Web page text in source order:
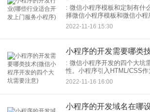
: 微信小程序模板和定制有什么区别 1.一般
择微信小程序模板和微信小程
不清微信小程序模板和定制。有什
小程序模板，微信模板大部分
2022-11-16 15:30
: 微信小程序开发的四个大坑需要注意
性。小程序引入HTML/CSS作
基础定制。开发中的很多问题
你不知道哪部分继承自定制。
2022-11-16 16:00